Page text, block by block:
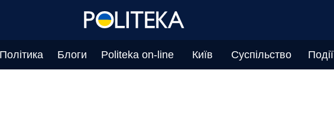
Політика Блоги Politeka on-line Київ Суспільство Події